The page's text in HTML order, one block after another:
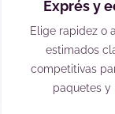
Exprés y
Elige rapidez o
estimados
competitivas
paquetes y